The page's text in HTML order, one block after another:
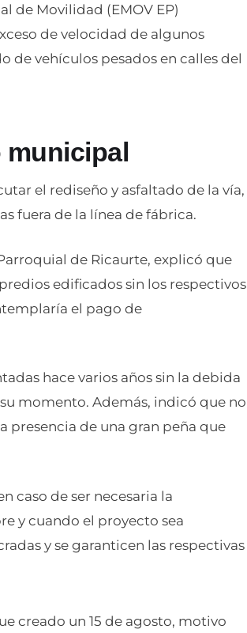
de Movilidad (EMOV EP)
de velocidad de algunos
de vehículos pesados en calles del
el rediseño y asfaltado de la vía,
fuera de la línea de fábrica.
de Ricaurte, explicó que
edificados sin los respectivos
el pago de
hace varios años sin la debida
momento. Además, indicó que no
presencia de una gran peña que
caso de ser necesaria la
y cuando el proyecto sea
y se garanticen las respectivas
creado un 15 de agosto, motivo